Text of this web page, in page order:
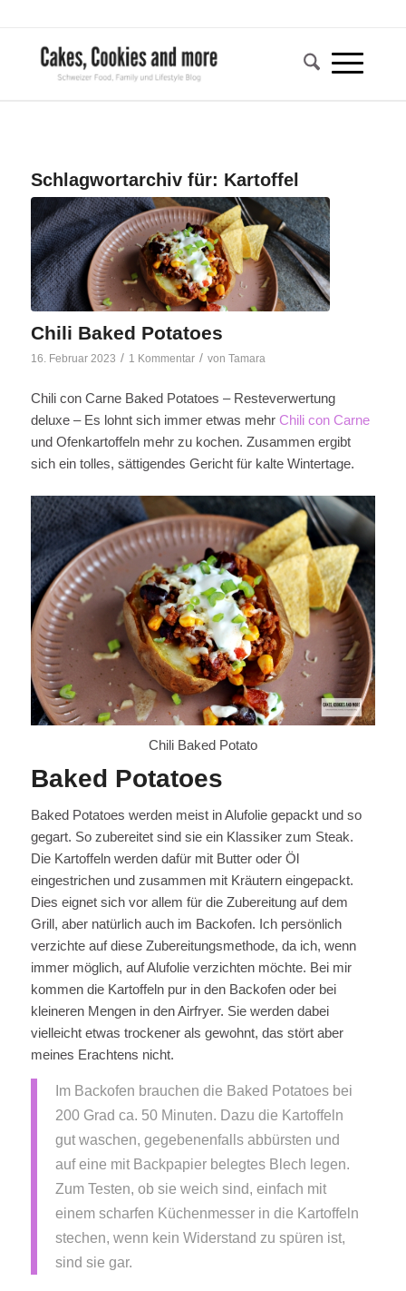
Schlagwortarchiv für: Kartoffel
Chili Baked Potatoes
16. Februar 2023 / 1 Kommentar / von Tamara
Chili con Carne Baked Potatoes – Resteverwertung
deluxe – Es lohnt sich immer etwas mehr Chili con Carne
und Ofenkartoffeln mehr zu kochen. Zusammen ergibt
sich ein tolles, sättigendes Gericht für kalte Wintertage.
Chili Baked Potato
Baked Potatoes
Baked Potatoes werden meist in Alufolie gepackt und so
gegart. So zubereitet sind sie ein Klassiker zum Steak.
Die Kartoffeln werden dafür mit Butter oder Öl
eingestrichen und zusammen mit Kräutern eingepackt.
Dies eignet sich vor allem für die Zubereitung auf dem
Grill, aber natürlich auch im Backofen. Ich persönlich
verzichte auf diese Zubereitungsmethode, da ich, wenn
immer möglich, auf Alufolie verzichten möchte. Bei mir
kommen die Kartoffeln pur in den Backofen oder bei
kleineren Mengen in den Airfryer. Sie werden dabei
vielleicht etwas trockener als gewohnt, das stört aber
meines Erachtens nicht.
Im Backofen brauchen die Baked Potatoes bei
200 Grad ca. 50 Minuten. Dazu die Kartoffeln
gut waschen, gegebenenfalls abbürsten und
auf eine mit Backpapier belegtes Blech legen.
Zum Testen, ob sie weich sind, einfach mit
einem scharfen Küchenmesser in die Kartoffeln
stechen, wenn kein Widerstand zu spüren ist,
sind sie gar.